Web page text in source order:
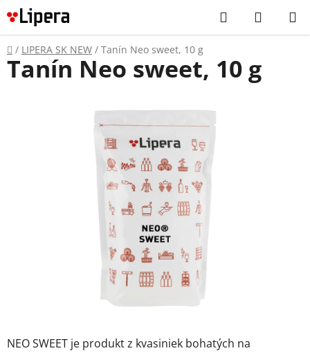
Prejsť
na
obsah
Hľadať
KOŠÍK
Domov
/ LIPERA SK NEW / Tanín Neo sweet, 10 g
NEO SWEET je produkt z kvasiniek bohatých na
Tanín Neo sweet, 10 g